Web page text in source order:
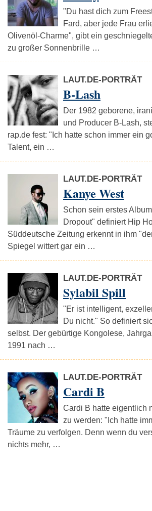
"Du hast dich zum
Fard, aber jede Frau
Olivenöl-Charme", gibt ein
zu großer Sonnenbrille …
LAUT.DE-PORTRÄT
B-Lash
Der 1982 geborene,
und Producer B-Lash,
rap.de fest: "Ich hatte schon immer ein
Talent, ein …
LAUT.DE-PORTRÄT
Kanye West
Schon sein erstes
Dropout" definiert Hip
Süddeutsche Zeitung erkennt in ihm
Spiegel wittert gar ein …
LAUT.DE-PORTRÄT
Sylabil Spill
"Er ist intelligent,
Du nicht." So definiert
selbst. Der gebürtige Kongolese,
1991 nach …
LAUT.DE-PORTRÄT
Cardi B
Cardi B hatte eigentlich
zu werden: "Ich hatte
Träume zu verfolgen. Denn wenn du
nichts mehr, …